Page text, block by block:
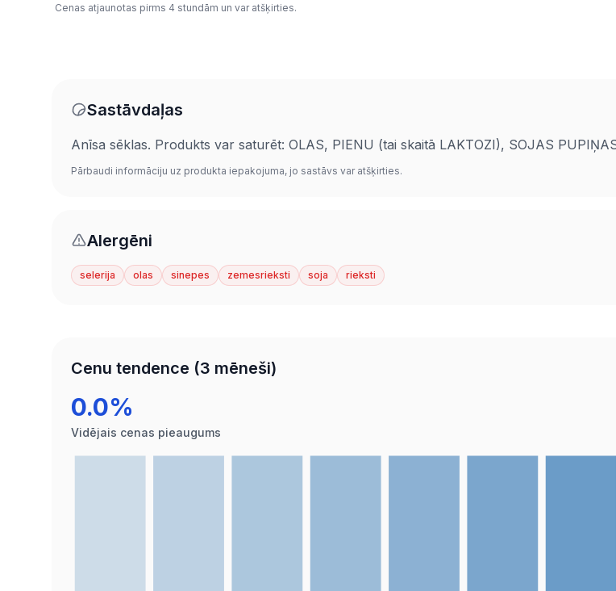
Cenas atjaunotas pirms 4 stundām un var atšķirties.
Sastāvdaļas
Anīsa sēklas. Produkts var saturēt: OLAS, PIENU (tai skaitā LAKTOZI), SOJAS
Pārbaudi informāciju uz produkta iepakojuma, jo sastāvs var atšķirties.
Alergēni
selerija olas sinepes zemesrieksti soja rieksti
Cenu tendence (3 mēneši)
0.0%
Vidējais cenas pieaugums